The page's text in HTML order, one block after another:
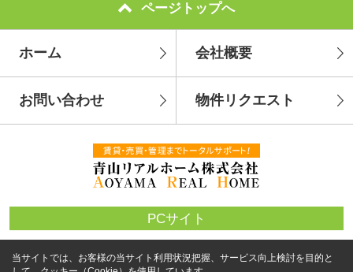
ページトップへ
ホーム 会社概要
お問い合わせ 物件リクエスト
PCサイト
当サイトでは、お客様の当サイト利用状況把握、サービス向上検討を目的と